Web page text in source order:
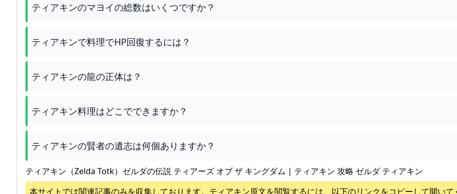
ティアキンのマヨイの総数はいくつですか？
ティアキンで料理でHP回復するには？
ティアキンの龍の正体は？
ティアキン料理はどこでできますか？
ティアキンの賢者の遺志は何個ありますか？
ティアキン（Zelda Totk）ゼルダの伝説 ティアーズ オブ ザ キングダム | ティアキン 攻略 ゼルダ ティアキン
本サイトでは関連記事のみを収集しております。 ティアキン原文を閲覧するには、以下のリンクをコピーして開いて